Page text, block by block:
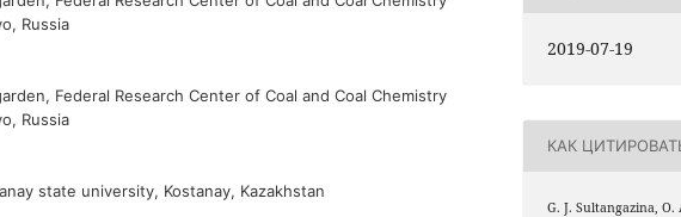
Russia
Federal Research Center of Coal and Coal Chemistry
Russia
state university, Kostanay, Kazakhstan
2019-07-19
КАК
G. J. Sultangazina,